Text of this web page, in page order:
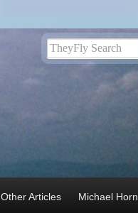
Other Articles Michael Horn